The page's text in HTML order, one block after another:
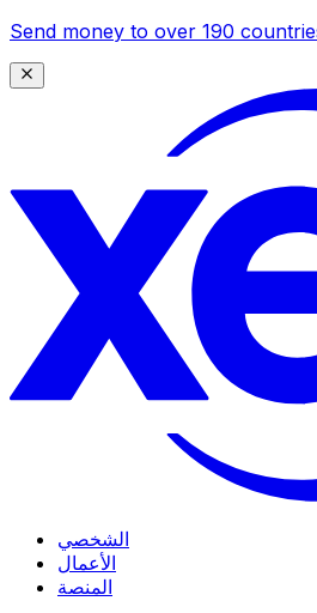
Send money to over 190
الشخصي
الأعمال
المنصة